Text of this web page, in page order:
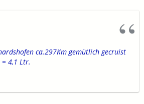
ca.297Km gemütlich gecruist
= 4,1 Ltr.